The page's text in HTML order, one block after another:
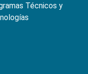
Técnicos y